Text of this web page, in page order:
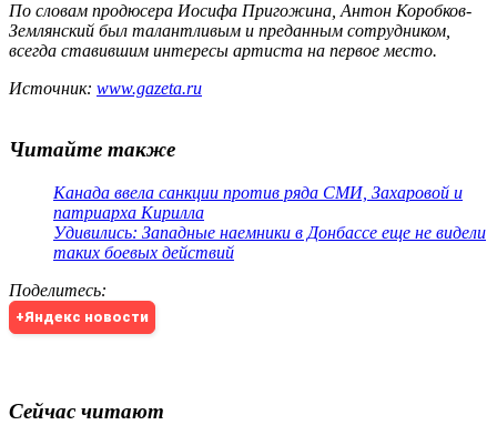
По словам продюсера Иосифа Пригожина, Антон Коробков-
Землянский был талантливым и преданным сотрудником,
всегда ставившим интересы артиста на первое место.
Источник: www.gazeta.ru
Читайте также
Канада ввела санкции против ряда СМИ, Захаровой и
патриарха Кирилла
Удивились: Западные наемники в Донбассе еще не видели
таких боевых действий
Поделитесь:
+Яндекс новости
Сейчас читают